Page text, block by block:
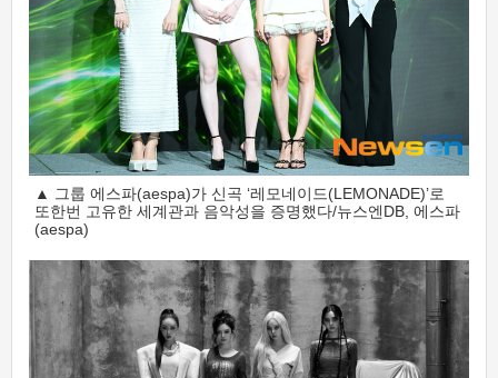
▲ 그룹 에스파(aespa)가 신곡 ‘레모네이드(LEMONADE)’로
또한번 고유한 세계관과 음악성을 증명했다/뉴스엔DB, 에스파
(aespa)